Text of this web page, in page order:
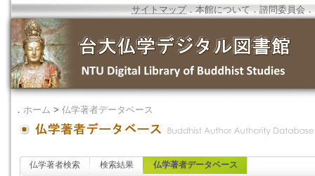
サイトマップ．本館について ．諮問委員会 ．
． ホーム > 仏学著者データベース
仏学著者検索 検索結果 仏学著者データベース